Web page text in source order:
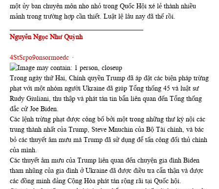
một ủy ban chuyên môn nho nhỏ trong Quốc Hội xé lẻ thành nhiều
mảnh trong trường hợp cần thiết. Luật lệ lâu nay đã thế rồi.
Nguyễn Ngọc Như Quỳnh
4StSrpo9onsormoedc ·
Trong ngày thứ Hai, Chính quyền Trump đã áp đặt các biện pháp trừng
phạt với một nhóm người Ukraine đã giúp Tổng thống 45 và luật sư
Rudy Giuliani, thu thập và phát tán tin bẩn liên quan đến Tổng thống
đắc cử Joe Biden.
Các lệnh trừng phạt được công bố bởi một trong những thư ký nội các
trung thành nhất của Trump, Steve Mnuchin của Bộ Tài chính, và bác
bỏ các thuyết âm mưu mà Trump đã sử dụng để tấn công đối thủ chính
của mình.
Các thuyết âm mưu của Trump liên quan đến chuyện gia đình Biden
tham nhũng của gia đình ở Ukraine đã được điều tra cẩn thận và được
các đồng minh đảng Cộng Hòa phát tán rộng rãi tại Quốc hội.